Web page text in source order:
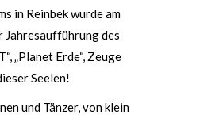
in Reinbek wurde am
Jahresaufführung des
„Planet Erde“, Zeuge
Seelen!
und Tänzer, von klein